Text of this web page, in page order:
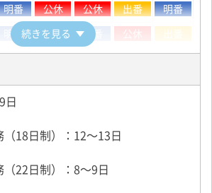
）
日に勤務を固定した勤務スタイルで
）
務。休みは月6～9日。タクシー未
＞
明番 公休 公休 出番
明番
明番 出番 明番 公休
出番
明番
勤の勤務カレンダー例
水 木 金
続きを見る
日
18日制）：12～13日
22日制）：8～9日